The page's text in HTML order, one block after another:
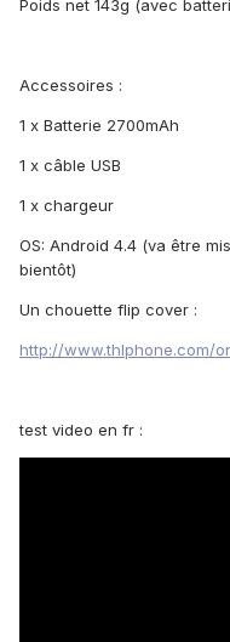
Poids net 143g (avec
Accessoires :
1 x Batterie 2700mAh
1 x câble USB
1 x chargeur
OS: Android 4.4 (va être
bientôt)
Un chouette flip cover :
http://www.thlphone.com/
test video en fr :